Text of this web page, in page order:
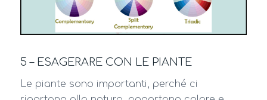
5 – ESAGERARE CON LE PIANTE
Le piante sono importanti, perché ci